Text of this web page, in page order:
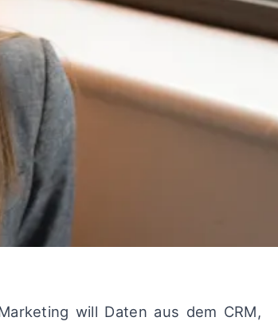
will Daten aus dem CRM,